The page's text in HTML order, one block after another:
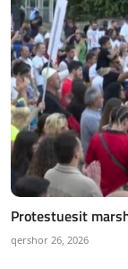
Protestuesit
qershor 26, 2026